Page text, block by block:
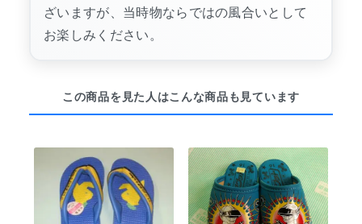
ざいますが、当時物ならではの風合いとして
お楽しみください。
この商品を見た人はこんな商品も見ています